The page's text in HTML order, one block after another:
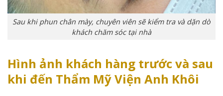
Sau khi phun chân mày, chuyên viên sẽ kiểm tra và dặn dò
khách chăm sóc tại nhà
Hình ảnh khách hàng trước và sau
khi đến Thẩm Mỹ Viện Anh Khôi